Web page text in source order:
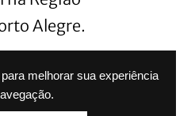
melhorar sua experiência
Alegre.
as estruturas
sucção, tubulações